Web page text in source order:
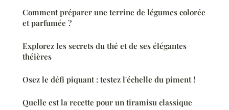
Comment préparer une terrine de légumes colorée
et parfumée ?
Explorez les secrets du thé et de ses élégantes
théières
Osez le défi piquant : testez l'échelle du piment !
Quelle est la recette pour un tiramisu classique